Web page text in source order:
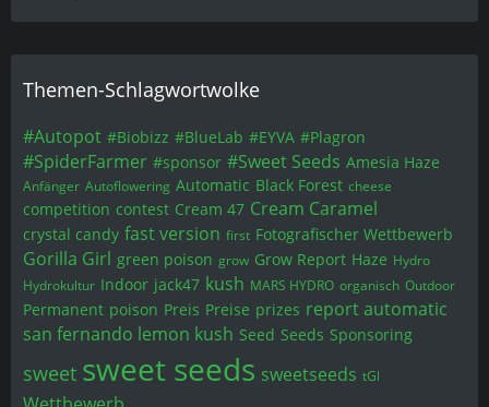
Themen-Schlagwortwolke
#Autopot #Biobizz #BlueLab #EYVA #Plagron
#SpiderFarmer #sponsor #Sweet Seeds Amesia Haze
Anfänger Autoflowering Automatic Black Forest cheese
competition contest Cream 47 Cream Caramel
crystal candy fast version first Fotografischer Wettbewerb
Gorilla Girl green poison grow Grow Report Haze Hydro
Hydrokultur Indoor jack47 kush MARS HYDRO organisch Outdoor
Permanent poison Preis Preise prizes report automatic
san fernando lemon kush Seed Seeds Sponsoring
sweet sweet seeds sweetseeds tGl